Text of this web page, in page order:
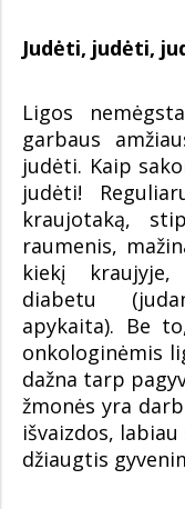
Judėti, judėti,
Ligos
garbaus
judėti. Kaip
judėti!
kraujotaką,
raumenis,
kiekį
diabetu
apykaita). Be
onkologinėmis
dažna tarp
žmonės yra
išvaizdos,
džiaugtis